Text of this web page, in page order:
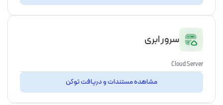
سرور ابری
Cloud Server
مشاهده مستندات و دریافت توکن